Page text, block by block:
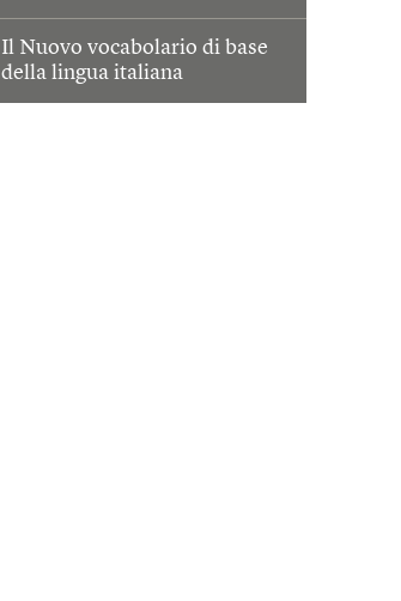
Il Nuovo vocabolario di base
della lingua italiana